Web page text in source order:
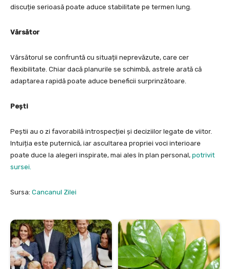
discuție serioasă poate aduce stabilitate pe termen lung.
Vărsător
Vărsătorul se confruntă cu situații neprevăzute, care cer
flexibilitate. Chiar dacă planurile se schimbă, astrele arată că
adaptarea rapidă poate aduce beneficii surprinzătoare.
Pești
Peștii au o zi favorabilă introspecției și deciziilor legate de viitor.
Intuiția este puternică, iar ascultarea propriei voci interioare
poate duce la alegeri inspirate, mai ales în plan personal, potrivit
sursei.
Sursa: Cancanul Zilei